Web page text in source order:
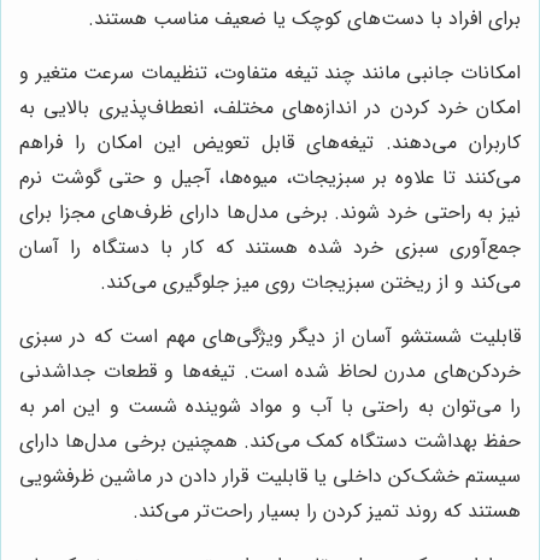
برای افراد با دست‌های کوچک یا ضعیف مناسب هستند.
امکانات جانبی مانند چند تیغه متفاوت، تنظیمات سرعت متغیر و
امکان خرد کردن در اندازه‌های مختلف، انعطاف‌پذیری بالایی به
کاربران می‌دهند. تیغه‌های قابل تعویض این امکان را فراهم
می‌کنند تا علاوه بر سبزیجات، میوه‌ها، آجیل و حتی گوشت نرم
نیز به راحتی خرد شوند. برخی مدل‌ها دارای ظرف‌های مجزا برای
جمع‌آوری سبزی خرد شده هستند که کار با دستگاه را آسان
می‌کند و از ریختن سبزیجات روی میز جلوگیری می‌کند.
قابلیت شستشو آسان از دیگر ویژگی‌های مهم است که در سبزی
خردکن‌های مدرن لحاظ شده است. تیغه‌ها و قطعات جداشدنی
را می‌توان به راحتی با آب و مواد شوینده شست و این امر به
حفظ بهداشت دستگاه کمک می‌کند. همچنین برخی مدل‌ها دارای
سیستم خشک‌کن داخلی یا قابلیت قرار دادن در ماشین ظرفشویی
هستند که روند تمیز کردن را بسیار راحت‌تر می‌کند.